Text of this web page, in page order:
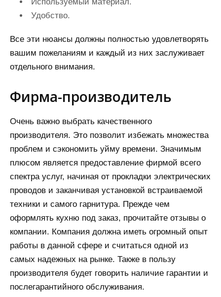
Удобство.
Все эти нюансы должны полностью удовлетворять
вашим пожеланиям и каждый из них заслуживает
отдельного внимания.
Фирма-производитель
Очень важно выбрать качественного
производителя. Это позволит избежать множества
проблем и сэкономить уйму времени. Значимым
плюсом является предоставление фирмой всего
спектра услуг, начиная от прокладки электрических
проводов и заканчивая установкой встраиваемой
техники и самого гарнитура. Прежде чем
оформлять кухню под заказ, прочитайте отзывы о
компании. Компания должна иметь огромный опыт
работы в данной сфере и считаться одной из
самых надежных на рынке. Также в пользу
производителя будет говорить наличие гарантии и
послегарантийного обслуживания.